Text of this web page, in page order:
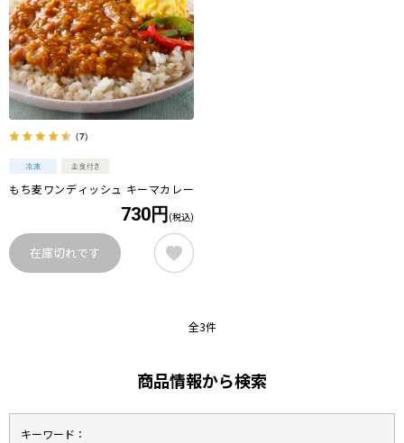
（7）
もち麦ワンディッシュ キーマカレー
730円 (税込)
在庫切れです
全3件
商品情報から検索
キーワード：